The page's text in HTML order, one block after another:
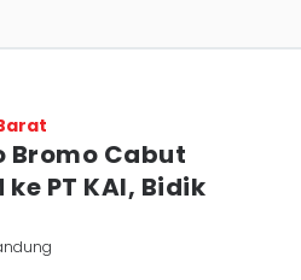
Bromo Cabut
PT KAI, Bidik